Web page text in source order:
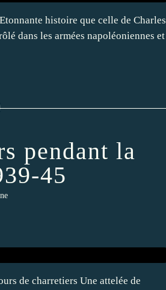
histoire que celle de Charles
dans les armées napoléoniennes et
pendant la
45
de charretiers Une attelée de